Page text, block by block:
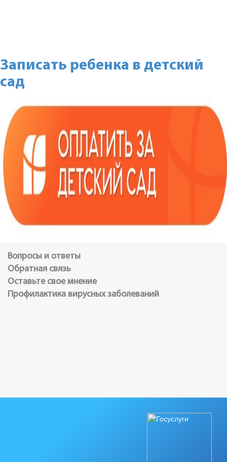
Записать ребенка в детский
сад
Вопросы и ответы
Обратная связь
Оставьте свое мнение
Профилактика вирусных заболеваний